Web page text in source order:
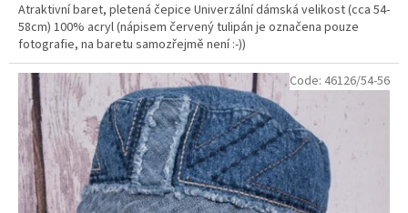
Atraktivní baret, pletená čepice Univerzální dámská velikost (cca 54-
58cm) 100% acryl (nápisem červený tulipán je označena pouze
fotografie, na baretu samozřejmě není :-))
Code: 46126/54-56